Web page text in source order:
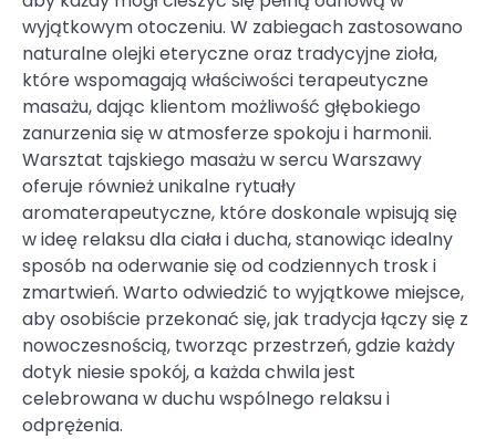
wyjątkowym otoczeniu. W zabiegach zastosowano
naturalne olejki eteryczne oraz tradycyjne zioła,
które wspomagają właściwości terapeutyczne
masażu, dając klientom możliwość głębokiego
zanurzenia się w atmosferze spokoju i harmonii.
Warsztat tajskiego masażu w sercu Warszawy
oferuje również unikalne rytuały
aromaterapeutyczne, które doskonale wpisują się
w ideę relaksu dla ciała i ducha, stanowiąc idealny
sposób na oderwanie się od codziennych trosk i
zmartwień. Warto odwiedzić to wyjątkowe miejsce,
aby osobiście przekonać się, jak tradycja łączy się z
nowoczesnością, tworząc przestrzeń, gdzie każdy
dotyk niesie spokój, a każda chwila jest
celebrowana w duchu wspólnego relaksu i
odprężenia.